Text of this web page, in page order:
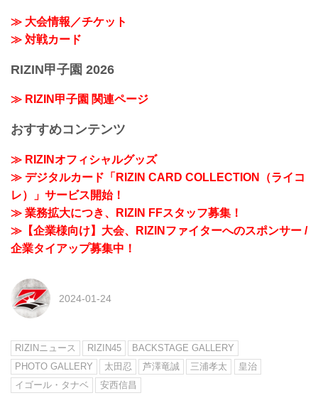
≫ 大会情報／チケット
≫ 対戦カード
RIZIN甲子園 2026
≫ RIZIN甲子園 関連ページ
おすすめコンテンツ
≫ RIZINオフィシャルグッズ
≫ デジタルカード「RIZIN CARD COLLECTION（ライコ
レ）」サービス開始！
≫ 業務拡大につき、RIZIN FFスタッフ募集！
≫【企業様向け】大会、RIZINファイターへのスポンサー /
企業タイアップ募集中！
2024-01-24
RIZINニュース RIZIN45
BACKSTAGE GALLERY
PHOTO GALLERY
太田忍 芦澤竜誠 三浦孝太
皇治
イゴール・タナベ
安西信昌